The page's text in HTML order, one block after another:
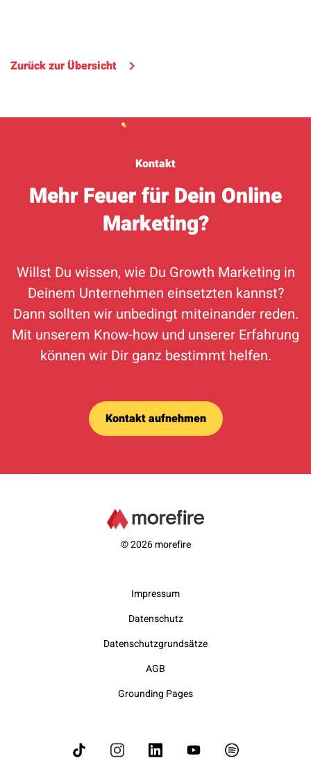
Zurück zur Übersicht
Kontakt
Mehr Feuer für Dein Online
Marketing?
Willst Du wissen, wie Du Growth Marketing in
Deinem Unternehmen einsetzten kannst?
Dann sollten wir unbedingt miteinander reden.
Mit unserem Know-how und unserer Erfahrung
können wir Dir ganz bestimmt helfen.
Kontakt aufnehmen
© 2026 morefire
Impressum
Datenschutz
Datenschutzgrundsätze
AGB
Grounding Pages